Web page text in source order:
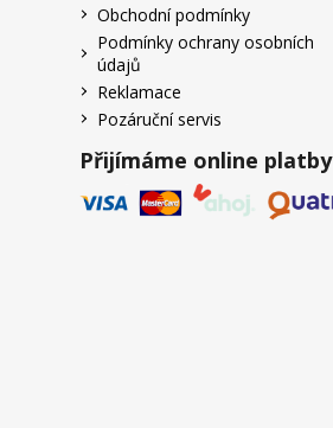
Obchodní podmínky
Podmínky ochrany osobních
údajů
Reklamace
Pozáruční servis
Přijímáme online platby